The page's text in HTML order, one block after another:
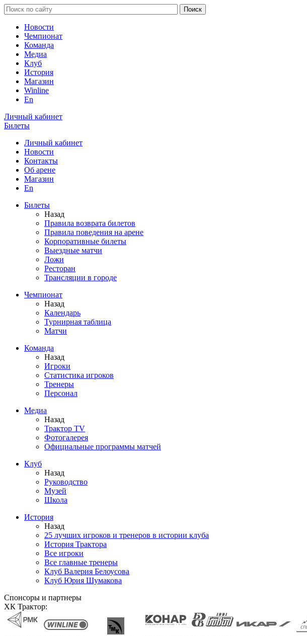
Новости
Чемпионат
Команда
Медиа
Клуб
История
Магазин
Winline
En
Личный кабинет
Билеты
Личный кабинет
Новости
Контакты
Об арене
Магазин
En
Билеты
Назад
Правила возврата билетов
Правила поведения на арене
Корпоративные билеты
Выездные матчи
Ложи
Ресторан
Трансляции в городе
Чемпионат
Назад
Календарь
Турнирная таблица
Матчи
Команда
Назад
Игроки
Статистика игроков
Тренеры
Персонал
Медиа
Назад
Трактор TV
Фотогалерея
Официальные программы матчей
Клуб
Назад
Руководство
Музей
Школа
История
Назад
25 лучших игроков и тренеров в истории клуба
История Трактора
Все игроки
Все главные тренеры
Клуб Валерия Белоусова
Клуб Юрия Шумакова
Спонсоры и партнеры
ХК Трактор: